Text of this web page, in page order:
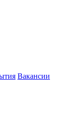
Вакансии